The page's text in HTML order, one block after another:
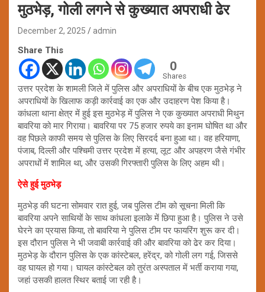
मुठभेड़, गोली लगने से कुख्यात अपराधी ढेर
December 2, 2025 admin
Share This
0
Shares
उत्तर प्रदेश के शामली जिले में पुलिस और अपराधियों के बीच एक मुठभेड़ ने
अपराधियों के खिलाफ कड़ी कार्रवाई का एक और उदाहरण पेश किया है।
कांधला थाना क्षेत्र में हुई इस मुठभेड़ में पुलिस ने एक कुख्यात अपराधी मिथुन
बावरिया को मार गिराया। बावरिया पर 75 हजार रुपये का इनाम घोषित था और
वह पिछले काफी समय से पुलिस के लिए सिरदर्द बना हुआ था। वह हरियाणा,
पंजाब, दिल्ली और पश्चिमी उत्तर प्रदेश में हत्या, लूट और अपहरण जैसे गंभीर
अपराधों में शामिल था, और उसकी गिरफ्तारी पुलिस के लिए अहम थी।
ऐसे हुई मुठभेड़
मुठभेड़ की घटना सोमवार रात हुई, जब पुलिस टीम को सूचना मिली कि
बावरिया अपने साथियों के साथ कांधला इलाके में छिपा हुआ है। पुलिस ने उसे
घेरने का प्रयास किया, तो बावरिया ने पुलिस टीम पर फायरिंग शुरू कर दी।
इस दौरान पुलिस ने भी जवाबी कार्रवाई की और बावरिया को ढेर कर दिया।
मुठभेड़ के दौरान पुलिस के एक कांस्टेबल, हरेंद्र, को गोली लग गई, जिससे
वह घायल हो गया। घायल कांस्टेबल को तुरंत अस्पताल में भर्ती कराया गया,
जहां उसकी हालत स्थिर बताई जा रही है।